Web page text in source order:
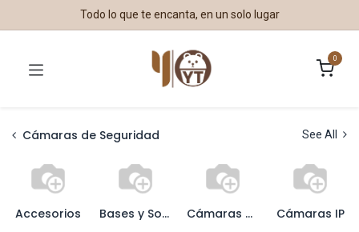
Todo lo que te encanta, en un solo lugar
0
Cámaras de Seguridad See All
Accesorios Bases y Soportes Cámaras Análogas Cámaras IP